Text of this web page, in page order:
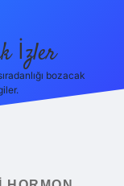
İzler
bozacak